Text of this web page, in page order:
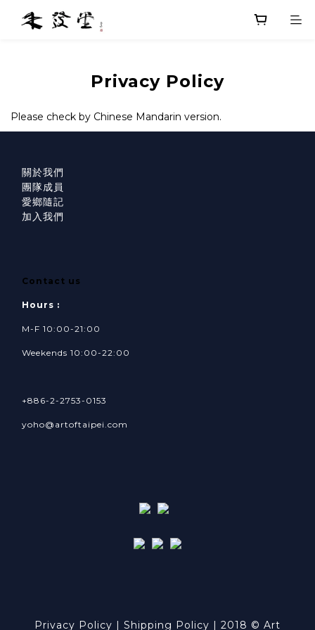
Privacy Policy
Please check by Chinese Mandarin version.
關於我們
團隊成員
愛鄉隨記
加入我們
Contact us
Hours :
M-F 10:00-21:00
Weekends 10:00-22:00
+886-2-2753-0153
yoho@artoftaipei.com
Privacy Policy | ​ Shipping Policy | 2018 © Art